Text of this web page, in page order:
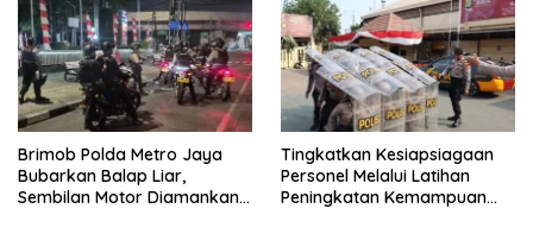
Brimob Polda Metro Jaya
Bubarkan Balap Liar,
Sembilan Motor Diamankan
Tingkatkan Kesiapsiagaan
Personel Melalui Latihan
Peningkatan Kemampuan